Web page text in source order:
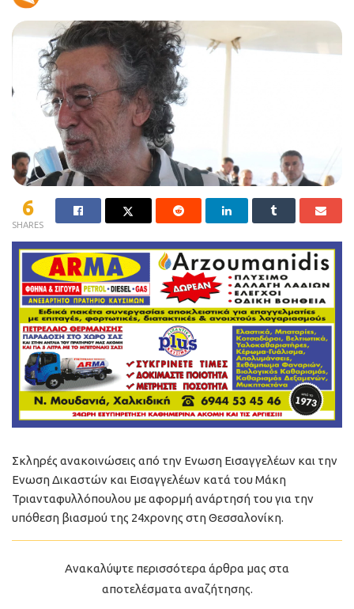
6
SHARES
Σκληρές ανακοινώσεις από την Ενωση Εισαγγελέων και την
Ενωση Δικαστών και Εισαγγελέων κατά του Μάκη
Τριανταφυλλόπουλου με αφορμή ανάρτησή του για την
υπόθεση βιασμού της 24χρονης στη Θεσσαλονίκη.
Ανακαλύψτε περισσότερα άρθρα μας στα
αποτελέσματα αναζήτησης.